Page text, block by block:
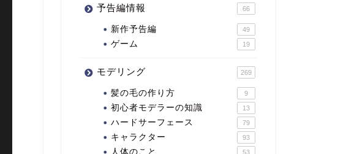
予告編情報 66
新作予告編 49
ゲーム 19
モデリング 269
髪の毛の作り方 9
初心者モデラーの知識 13
ハードサーフェース 79
キャラクター 93
人体のこと 53